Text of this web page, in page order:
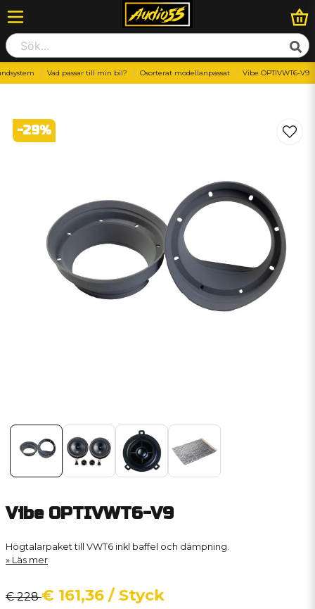
Vad passar till min bil? Osorterat modellanpassat Vibe OPTIVWT6-V9
-29%
Vibe OPTIVWT6-V9
Högtalarpaket till VWT6 inkl baffel och dämpning.
Läs mer
€ 228€ 161,36 / Styck